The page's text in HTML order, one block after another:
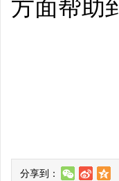
方面帮助
分享到： w t z